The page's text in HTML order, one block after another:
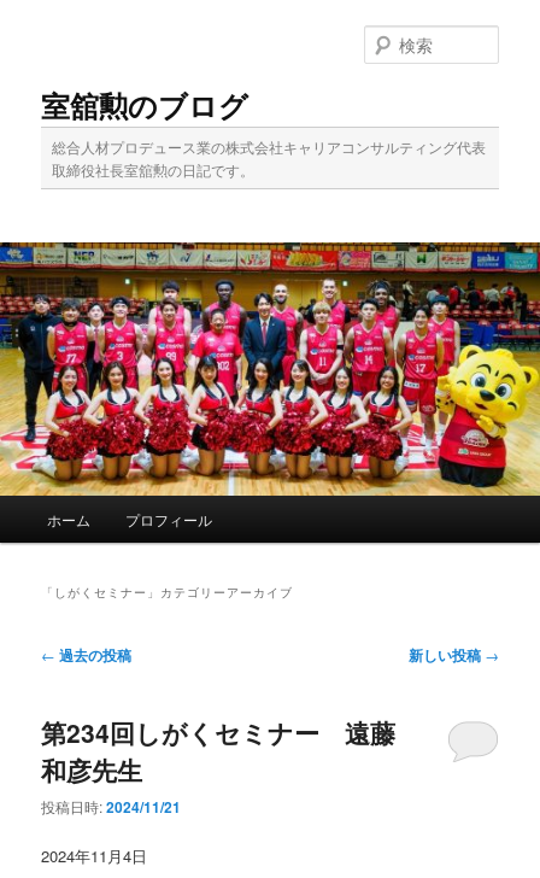
移
動
動
室舘勲のブログ
総合人材プロデュース業の株式会社キャリアコンサルティング代表
取締役社長室舘勲の日記です。
索
ホーム プロフィール
「 しがくセミナー 」カテゴリーアーカイブ
投
ビ
ゲ
ー
シ
ン
← 過去の投稿 新しい投稿 →
第234回しがくセミナー 遠藤
和彦先生
投稿日時:2024/11/21
2024年11月4日